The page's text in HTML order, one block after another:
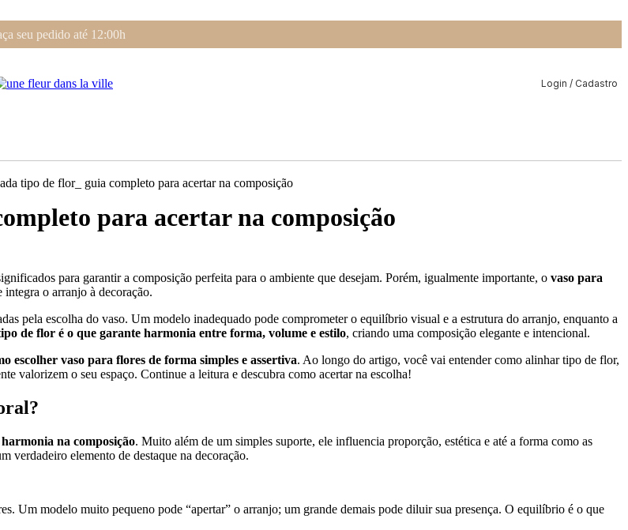
seu pedido até 12:00h
Login / Cadastro
para acertar na composição
para garantir a composição perfeita para o ambiente que desejam. Porém, igualmente importante, o vaso para
o arranjo à decoração.
pela escolha do vaso. Um modelo inadequado pode comprometer o equilíbrio visual e a estrutura do arranjo, enquanto a
de flor é o que garante harmonia entre forma, volume e estilo, criando uma composição elegante e intencional.
escolher vaso para flores de forma simples e assertiva. Ao longo do artigo, você vai entender como alinhar tipo de flor,
valorizem o seu espaço. Continue a leitura e descubra como acertar na escolha!
na composição. Muito além de um simples suporte, ele influencia proporção, estética e até a forma como as
verdadeiro elemento de destaque na decoração.
Um modelo muito pequeno pode “apertar” o arranjo; um grande demais pode diluir sua presença. O equilíbrio é o que